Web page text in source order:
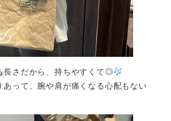
長さだから、持ちやすくて◎
あって、腕や肩が痛くなる心配もない